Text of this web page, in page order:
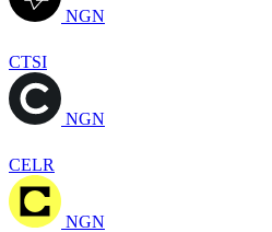
NGN
CTSI
NGN
CELR
NGN